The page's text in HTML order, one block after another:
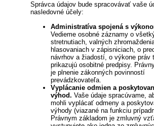
Správca údajov bude spracovávať vaše
nasledovné účely:
Administratíva spojená s
Vedieme osobné záznamy o
stretnutiach, valných
hlasovaniach v zápisniciach, o
návrhov a žiadostí, o výkone práv
prikazujú osobitné predpisy.
je plnenie zákonných povinností
prevádzkovateľa.
Vyplácanie odmien a
výhod. Vaše údaje spracúvame,
mohli vyplácať odmeny a
výhody (viazané na funkciu
Právnym základom je zmluvný